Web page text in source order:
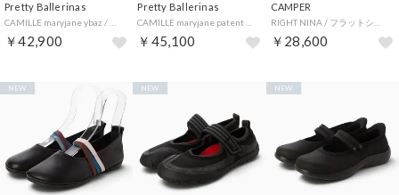
Pretty Ballerinas
￥42,900
Pretty Ballerinas
￥45,100
CAMPER
￥28,600
NEW NEW NEW